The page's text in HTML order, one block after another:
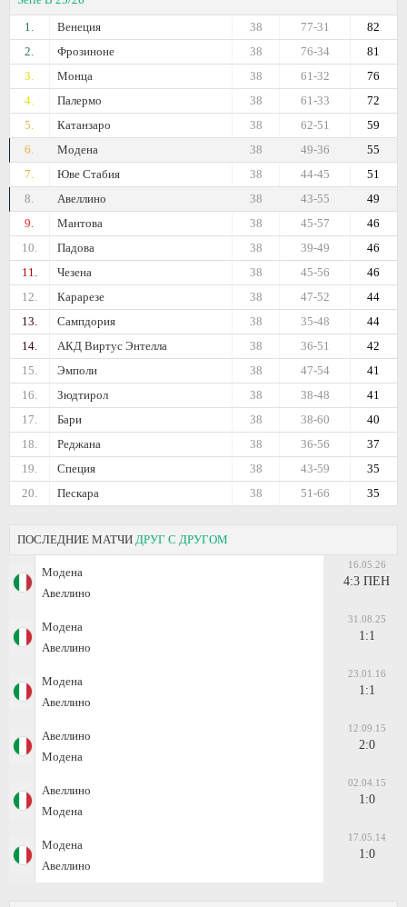
1.
Венеция 82
77-31
38
2.
Фрозиноне 81
76-34
38
3.
Монца 76
61-32
38
4.
Палермо 72
61-33
38
5.
Катанзаро 59
62-51
38
6.
Модена 55
49-36
38
7.
Юве Стабия 51
44-45
38
8.
Авеллино 49
43-55
38
9.
Мантова 46
45-57
38
10.
Падова 46
39-49
38
11.
Чезена 46
45-56
38
12.
Карарезе 44
47-52
38
13.
Сампдория 44
35-48
38
14.
АКД Виртус Энтелла 42
36-51
38
15.
Эмполи 41
47-54
38
16.
Зюдтирол 41
38-48
38
17.
Бари 40
38-60
38
18.
Реджана 37
36-56
38
19.
Специя 35
43-59
38
20.
Пескара 35
51-66
38
ПОСЛЕДНИЕ МАТЧИ ДРУГ С ДРУГОМ
Модена
Авеллино
16.05.26
4:3 ПЕН
Модена
Авеллино
31.08.25
1:1
Модена
Авеллино
23.01.16
1:1
Авеллино
Модена
12.09.15
2:0
Авеллино
Модена
02.04.15
1:0
Модена
Авеллино
17.05.14
1:0